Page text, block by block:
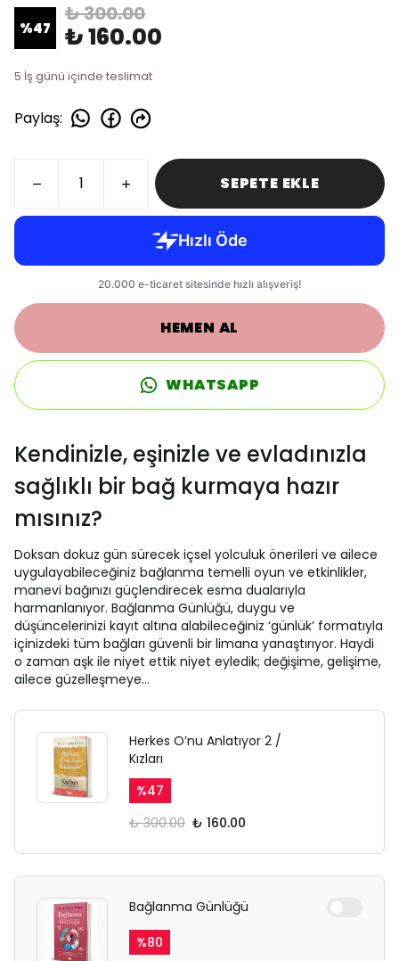
%47
₺ 300.00
₺ 160.00
5 İş günü içinde teslimat
Paylaş:
SEPETE EKLE
HEMEN AL
WHATSAPP
Kendinizle, eşinizle ve evladınızla
sağlıklı bir bağ kurmaya hazır
mısınız?
Doksan dokuz gün sürecek içsel yolculuk önerileri ve ailece
uygulayabileceğiniz bağlanma temelli oyun ve etkinlikler,
manevi bağınızı güçlendirecek esma dualarıyla
harmanlanıyor. Bağlanma Günlüğü, duygu ve
düşüncelerinizi kayıt altına alabileceğiniz ‘günlük’ formatıyla
içinizdeki tüm bağları güvenli bir limana yanaştırıyor. Haydi
o zaman aşk ile niyet ettik niyet eyledik; değişime, gelişime,
ailece güzelleşmeye…
Herkes O’nu Anlatıyor 2 /
Kızları
%47
₺ 300.00 ₺ 160.00
Bağlanma Günlüğü
%80